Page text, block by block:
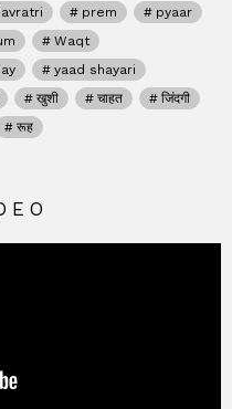
prem
pyaar
Waqt
yaad shayari
खुशी चाहत
जिंदगी
रूह